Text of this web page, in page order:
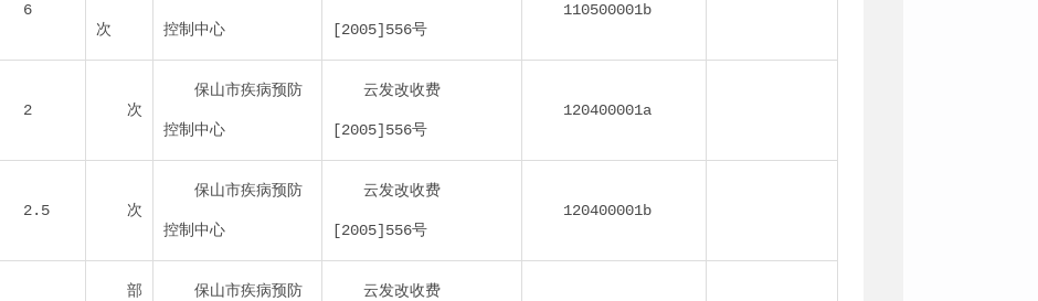
6
次 控制中心 [2005]556号
110500001b
2 次
保山市疾病预防
控制中心
云发改收费
[2005]556号
120400001a
2.5 次
保山市疾病预防
控制中心
云发改收费
[2005]556号
120400001b
部 保山市疾病预防 云发改收费